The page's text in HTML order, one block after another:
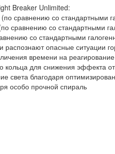
Breaker Unlimited:
сравнению со стандартными
сравнению со стандартными
со стандартными
распознают опасные ситуации
времени на реагирование
кольца для снижения эффекта
света благодаря
особо прочной спираль